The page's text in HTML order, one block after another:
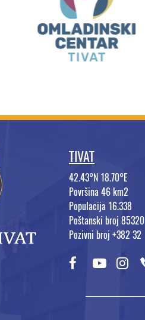
TIVAT
42.43°N 18.70°E
Površina 46 km2
Populacija 16.338
Poštanski broj 85320
Pozivni broj +382 32